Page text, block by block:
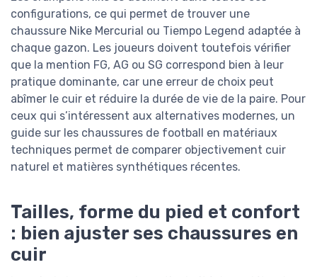
configurations, ce qui permet de trouver une
chaussure Nike Mercurial ou Tiempo Legend adaptée à
chaque gazon. Les joueurs doivent toutefois vérifier
que la mention FG, AG ou SG correspond bien à leur
pratique dominante, car une erreur de choix peut
abîmer le cuir et réduire la durée de vie de la paire. Pour
ceux qui s’intéressent aux alternatives modernes, un
guide sur les chaussures de football en matériaux
techniques permet de comparer objectivement cuir
naturel et matières synthétiques récentes.
Tailles, forme du pied et confort
: bien ajuster ses chaussures en
cuir